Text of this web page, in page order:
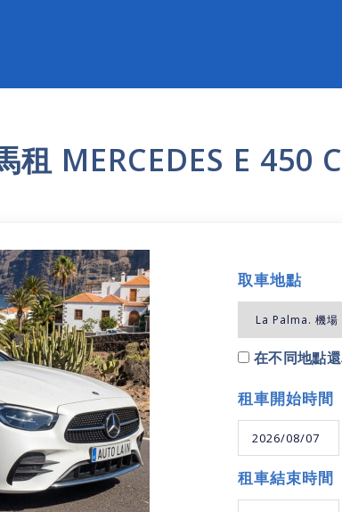
租 MERCEDES E 450
取車地點
在不同地點
租車開始時間
租車結束時間